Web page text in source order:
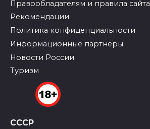
Правообладателям и правила сайта
Рекомендации
Политика конфиденциальности
Информационные партнеры
Новости России
Туризм
СССР